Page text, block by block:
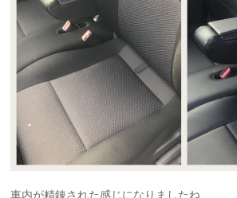
車内が精錬された感じになりましたね